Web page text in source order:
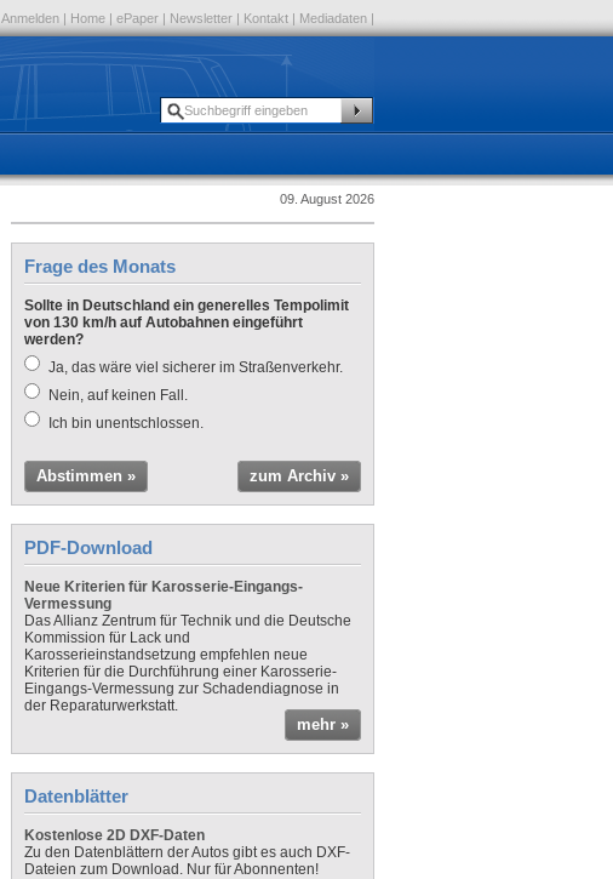
Anmelden | Home | ePaper | Newsletter | Kontakt | Mediadaten |
09. August 2026
Frage des Monats
Sollte in Deutschland ein generelles Tempolimit
von 130 km/h auf Autobahnen eingeführt
werden?
Ja, das wäre viel sicherer im Straßenverkehr.
Nein, auf keinen Fall.
Ich bin unentschlossen.
Abstimmen » zum Archiv »
PDF-Download
Neue Kriterien für Karosserie-Eingangs-
Vermessung
Das Allianz Zentrum für Technik und die Deutsche
Kommission für Lack und
Karosserieinstandsetzung empfehlen neue
Kriterien für die Durchführung einer Karosserie-
Eingangs-Vermessung zur Schadendiagnose in
der Reparaturwerkstatt.
mehr »
Datenblätter
Kostenlose 2D DXF-Daten
Zu den Datenblättern der Autos gibt es auch DXF-
Dateien zum Download. Nur für Abonnenten!